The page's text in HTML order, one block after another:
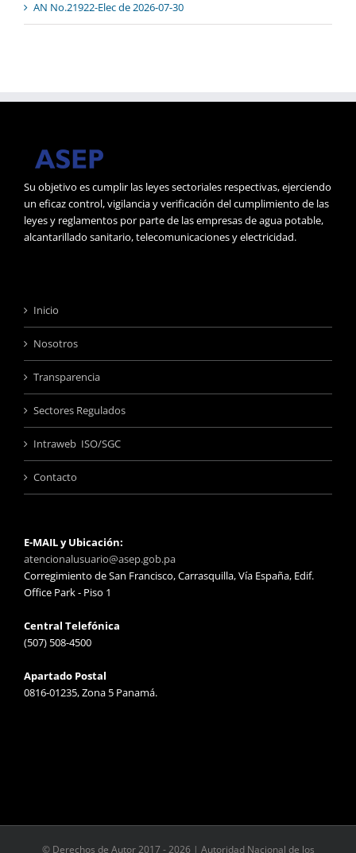
AN No.21922-Elec de 2026-07-30
Su objetivo es cumplir las leyes sectoriales respectivas, ejerciendo
un eficaz control, vigilancia y verificación del cumplimiento de las
leyes y reglamentos por parte de las empresas de agua potable,
alcantarillado sanitario, telecomunicaciones y electricidad.
Inicio
Nosotros
Transparencia
Sectores Regulados
Intraweb ISO/SGC
Contacto
E-MAIL y Ubicación:
atencionalusuario@asep.gob.pa
Corregimiento de San Francisco, Carrasquilla, Vía España, Edif.
Office Park - Piso 1
Central Telefónica
(507) 508-4500
Apartado Postal
0816-01235, Zona 5 Panamá.
© Derechos de Autor 2017 -2026 | Autoridad Nacional de los